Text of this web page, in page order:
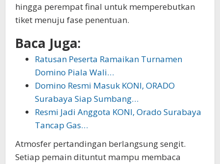
hingga perempat final untuk memperebutkan
tiket menuju fase penentuan.
Baca Juga:
Ratusan Peserta Ramaikan Turnamen
Domino Piala Wali…
Domino Resmi Masuk KONI, ORADO
Surabaya Siap Sumbang…
Resmi Jadi Anggota KONI, Orado Surabaya
Tancap Gas…
Atmosfer pertandingan berlangsung sengit.
Setiap pemain dituntut mampu membaca